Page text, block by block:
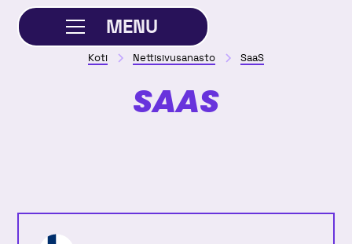
MENU
SULJE
Koti Nettisivusanasto SaaS
SAAS